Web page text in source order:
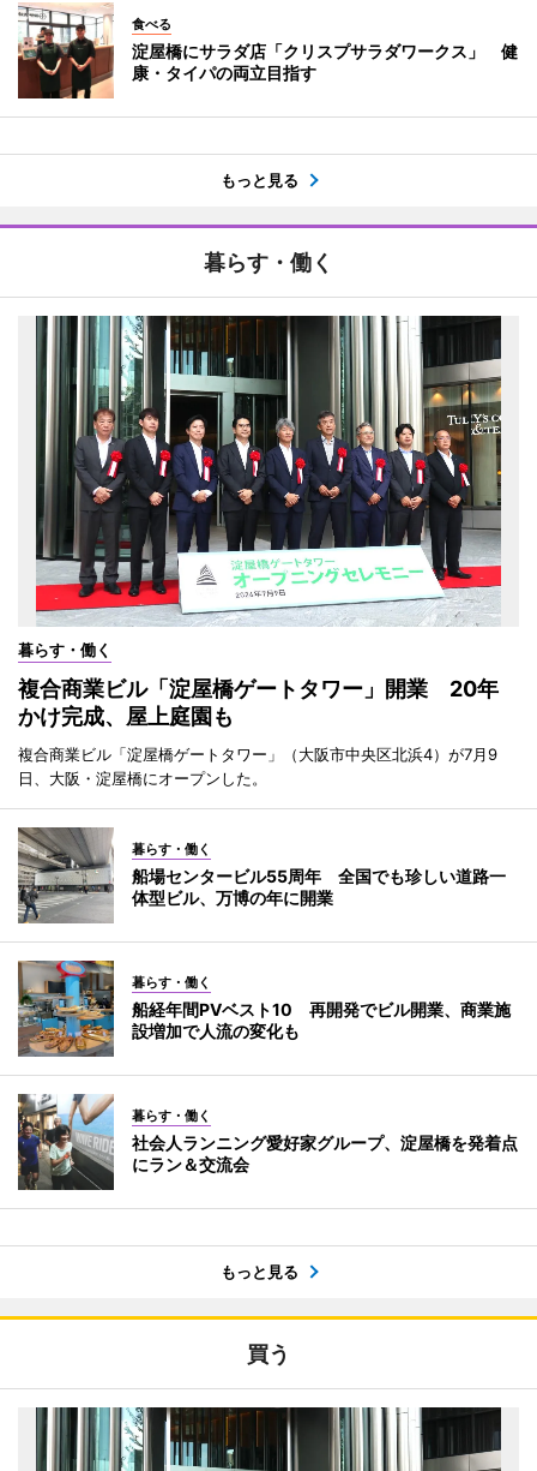
食べる
淀屋橋にサラダ店「クリスプサラダワークス」 健
康・タイパの両立目指す
もっと見る
暮らす・働く
暮らす・働く
複合商業ビル「淀屋橋ゲートタワー」開業 20年
かけ完成、屋上庭園も
複合商業ビル「淀屋橋ゲートタワー」（大阪市中央区北浜4）が7月9
日、大阪・淀屋橋にオープンした。
暮らす・働く
船場センタービル55周年 全国でも珍しい道路一
体型ビル、万博の年に開業
暮らす・働く
船経年間PVベスト10 再開発でビル開業、商業施
設増加で人流の変化も
暮らす・働く
社会人ランニング愛好家グループ、淀屋橋を発着点
にラン＆交流会
もっと見る
買う